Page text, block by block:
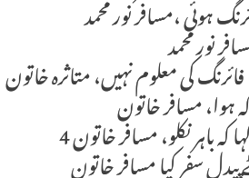
ہوئی ،مسافر نور محمد
نور محمدکی معلوم نہیں، متاثرہ خاتون
ہوا، مسافر خاتون
باہر نکلو، مسافر خاتون 4